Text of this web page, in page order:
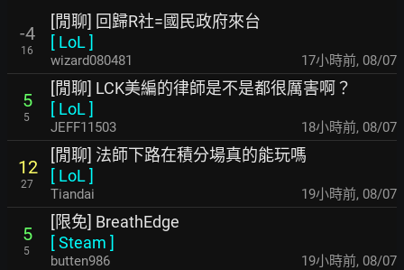
-4
16
[閒聊] 回歸R社=國民政府來台
[ LoL ]
wizard080481 17小時前, 08/07
5
5
[閒聊] LCK美編的律師是不是都很厲害啊？
[ LoL ]
JEFF11503 18小時前, 08/07
12
27
[閒聊] 法師下路在積分場真的能玩嗎
[ LoL ]
Tiandai 19小時前, 08/07
5
5
[限免] BreathEdge
[Steam ]
butten986 19小時前, 08/07